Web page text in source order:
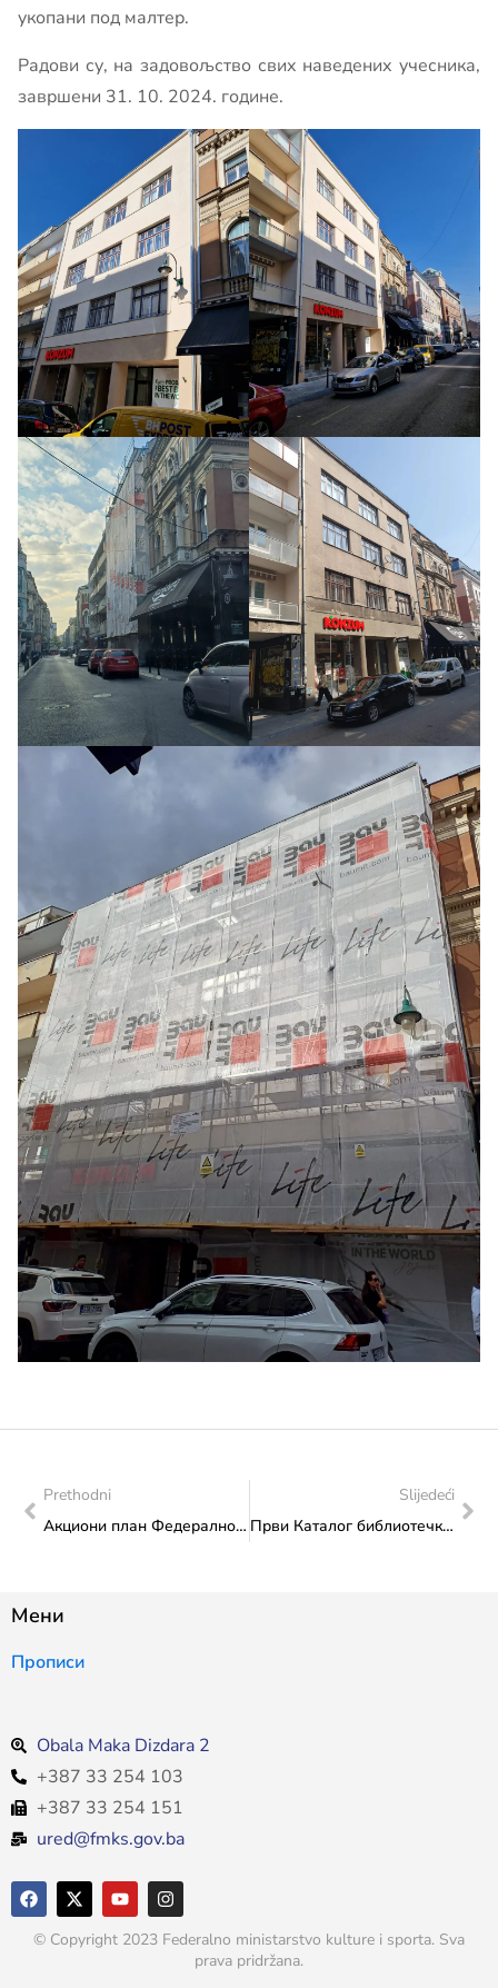
укопани под малтер.
Радови су, на задовољство свих наведених учесника,
завршени 31. 10. 2024. године.
Prethodni
Акциони план Федералног министарства културе и спорта: Посјета Удружењу „Габељић Тенис Академија“ Вогошћа и Ј.П. „Олимпијски базен Отока“
Slijedeći
Први Каталог библиотечке грађе из богатог фундуса Завода за заштиту споменика по први пут доступан јавности!
Мени
Прописи
Obala Maka Dizdara 2
+387 33 254 103
+387 33 254 151
ured@fmks.gov.ba
© Copyright 2023 Federalno ministarstvo kulture i sporta. Sva
prava pridržana.